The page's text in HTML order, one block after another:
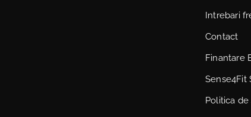
Intrebari
Contact
Finantare
Sense4Fit
Politica